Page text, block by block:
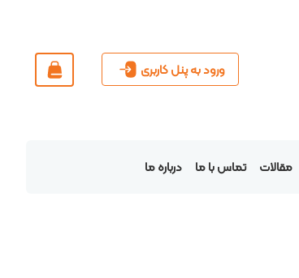
ورود به پنل کاربری
مقالات تماس با ما درباره ما